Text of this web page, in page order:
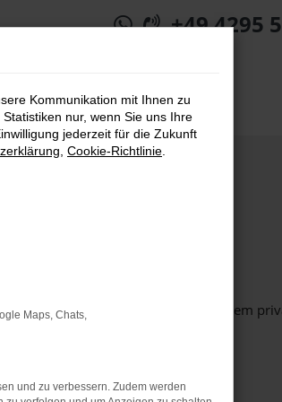
+49 4295
einem anderen Browser oder in einem
Kommunikation mit Ihnen zu
nur, wenn Sie uns Ihre
jederzeit für die Zukunft
Cookie-Richtlinie
Maps, Chats,
und zu verbessern. Zudem werden